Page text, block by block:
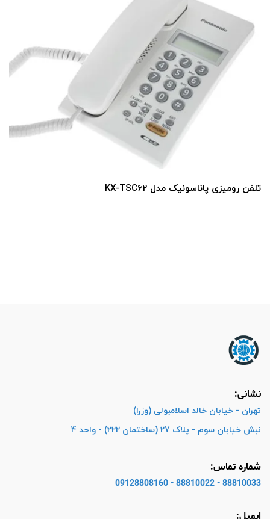
تلفن رومیزی پاناسونیک مدل KX-TSC62
نشانی:
تهران - خیابان خالد اسلامبولی (وزرا)
نبش خیابان سوم - پلاک 27 (ساختمان 222) - واحد 4
شماره تماس:
88810033 - 88810022 - 09128808160